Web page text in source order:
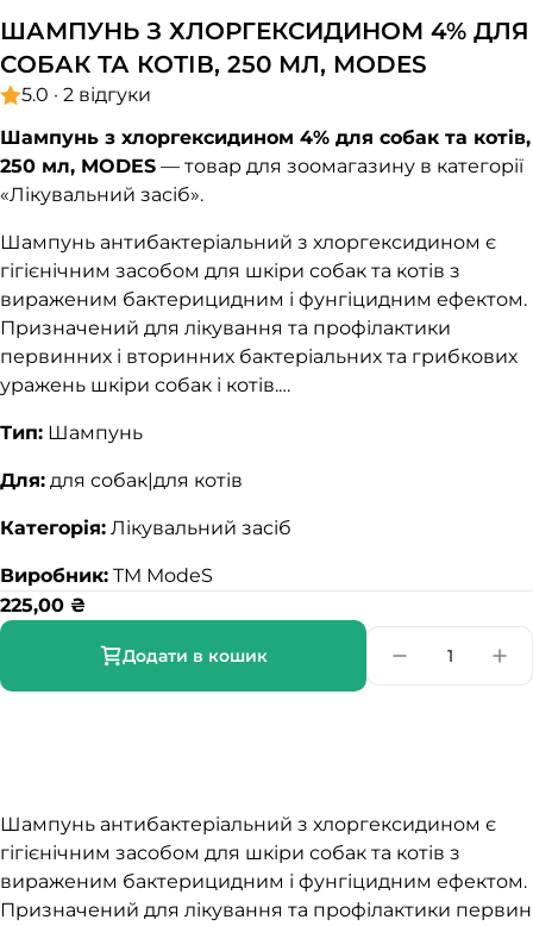
ШАМПУНЬ З ХЛОРГЕКСИДИНОМ 4% ДЛЯ
СОБАК ТА КОТІВ, 250 МЛ, MODES
5.0 · 2 відгуки
Шампунь з хлоргексидином 4% для собак та котів,
250 мл, MODES — товар для зоомагазину в категорії
«Лікувальний засіб».
Шампунь антибактеріальний з хлоргексидином є
гігієнічним засобом для шкіри собак та котів з
вираженим бактерицидним і фунгіцидним ефектом.
Призначений для лікування та профілактики
первинних і вторинних бактеріальних та грибкових
уражень шкіри собак і котів.…
Тип: Шампунь
Для: для собак|для котів
Категорія: Лікувальний засіб
Виробник: TM ModeS
225,00 ₴
Додати в кошик
Шампунь антибактеріальний з хлоргексидином є
гігієнічним засобом для шкіри собак та котів з
вираженим бактерицидним і фунгіцидним ефектом.
Призначений для лікування та профілактики